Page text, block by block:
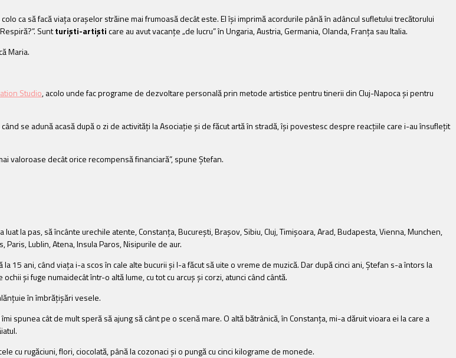
ca să facă viața orașelor străine mai frumoasă decât este. El își imprimă acordurile până în adâncul sufletului trecătorului
Suntturiști-artișticare au avut vacanțe „de lucru” în Ungaria, Austria, Germania, Olanda, Franța sau Italia.
Maria.
Studio, acolo unde fac programe de dezvoltare personală prin metode artistice pentru tinerii din Cluj-Napoca și pentru
se adună acasă după o zi de activități la Asociație și de făcut artă în stradă, își povestesc despre reacțiile care i-au însuflețit
valoroase decât orice recompensă financiară”, spune Ștefan.
luat la pas, să încânte urechile atente, Constanţa, Bucureşti, Braşov, Sibiu, Cluj, Timişoara, Arad, Budapesta, Vienna, Munchen,
Lublin, Atena, Insula Paros, Nisipurile de aur.
15 ani, când viața i-a scos în cale alte bucurii și l-a făcut să uite o vreme de muzică. Dar după cinci ani, Ștefan s-a întors la
și fuge numaidecât într-o altă lume, cu tot cu arcuș și corzi, atunci când cântă.
în îmbrățișări vesele.
spunea cât de mult speră să ajung să cânt pe o scenă mare. O altă bătrânică, în Constanţa, mi-a dăruit vioara ei la care a
cu rugăciuni, flori, ciocolată, până la cozonaci și o pungă cu cinci kilograme de monede.